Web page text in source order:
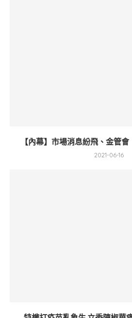
【內幕】市場消息紛飛、金管
2021-06-16